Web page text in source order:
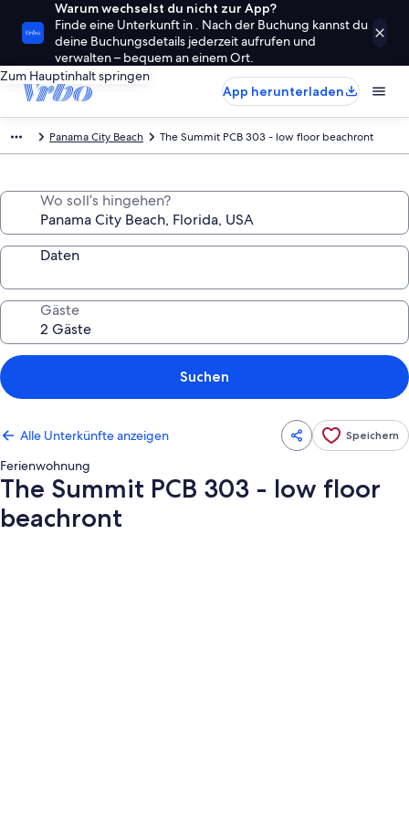
Warum wechselst du nicht zur App?
Finde eine Unterkunft in . Nach der Buchung kannst du
deine Buchungsdetails jederzeit aufrufen und
verwalten – bequem an einem Ort.
Zum Hauptinhalt springen
App herunterladen
Panama City Beach The Summit PCB 303 - low floor beachront
Wo soll’s hingehen?
Daten
Gäste
Suchen
Alle Unterkünfte anzeigen Speichern
Ferienwohnung
The Summit PCB 303 - low floor
beachront